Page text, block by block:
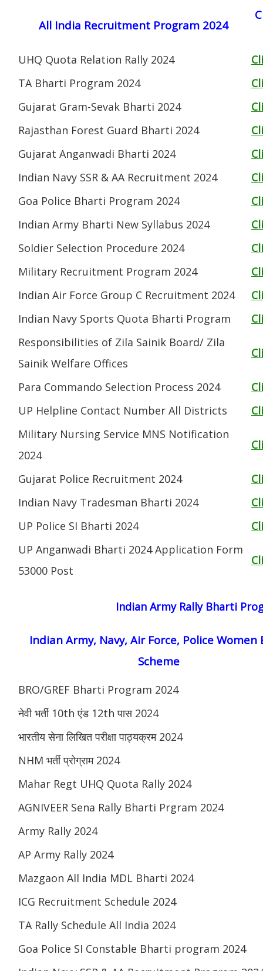
All India Recruitment Program 2024
UHQ Quota Relation Rally 2024
TA Bharti Program 2024
Gujarat Gram-Sevak Bharti 2024
Rajasthan Forest Guard Bharti 2024
Gujarat Anganwadi Bharti 2024
Indian Navy SSR & AA Recruitment 2024
Goa Police Bharti Program 2024
Indian Army Bharti New Syllabus 2024
Soldier Selection Procedure 2024
Military Recruitment Program 2024
Indian Air Force Group C Recruitment 2024
Indian Navy Sports Quota Bharti Program
Responsibilities of Zila Sainik Board/ Zila
Sainik Welfare Offices
Para Commando Selection Process 2024
UP Helpline Contact Number All Districts
Military Nursing Service MNS Notification
2024
Gujarat Police Recruitment 2024
Indian Navy Tradesman Bharti 2024
UP Police SI Bharti 2024
UP Anganwadi Bharti 2024 Application Form
53000 Post
Indian Army Rally Bharti
Indian Army, Navy, Air Force, Police Women
Scheme
BRO/GREF Bharti Program 2024
नेवी भर्ती 10th एंड 12th पास 2024
भारतीय सेना लिखित परीक्षा पाठ्यक्रम 2024
NHM भर्ती प्रोग्राम 2024
Mahar Regt UHQ Quota Rally 2024
AGNIVEER Sena Rally Bharti Prgram 2024
Army Rally 2024
AP Army Rally 2024
Mazgaon All India MDL Bharti 2024
ICG Recruitment Schedule 2024
TA Rally Schedule All India 2024
Goa Police SI Constable Bharti program 2024